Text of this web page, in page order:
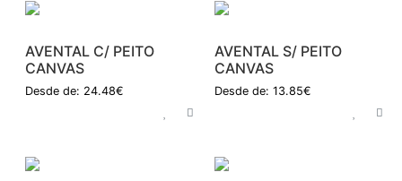
AVENTAL C/ PEITO
CANVAS
Desde de: 24.48€
AVENTAL S/ PEITO
CANVAS
Desde de: 13.85€